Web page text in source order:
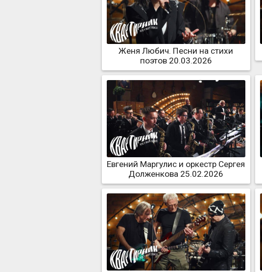
Женя Любич. Песни на стихи
поэтов 20.03.2026
Евгений Маргулис и оркестр Сергея
Долженкова 25.02.2026